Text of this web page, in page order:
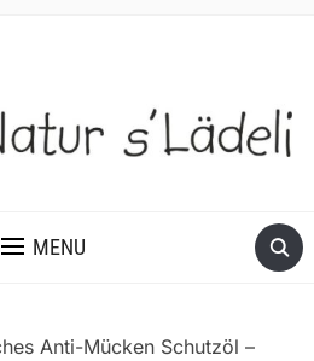
MENU
Anti-Mücken Schutzöl –